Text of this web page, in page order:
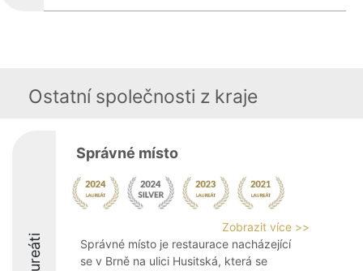
Ostatní společnosti z kraje
Správné místo
Zobrazit více >>
Správné místo je restaurace nacházející
se v Brně na ulici Husitská, která se